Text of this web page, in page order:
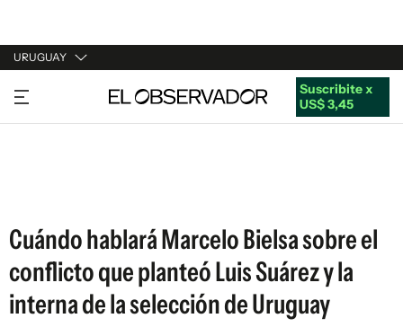
URUGUAY
URUGUAY
ARGENTINA
Suscribite x
US$ 3,45
Cuándo hablará Marcelo Bielsa sobre el
conflicto que planteó Luis Suárez y la
interna de la selección de Uruguay